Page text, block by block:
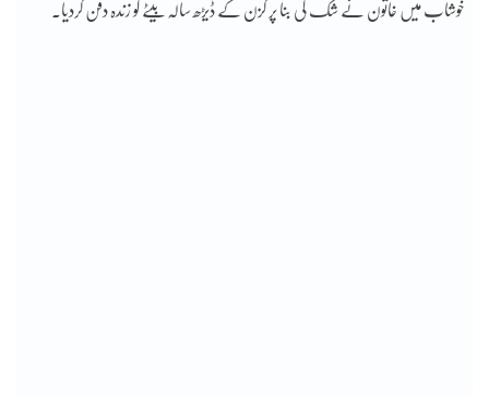
خوشاب میں خاتون نے شک کی بنا پر کزن کے ڈیڑھ سالہ بیٹے کو زندہ دفن کردیا۔